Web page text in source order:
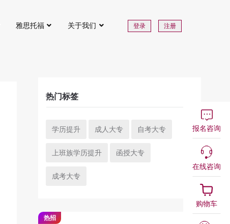
雅思托福 关于我们 登录 注册
热门标签
学历提升 成人大专 自考大专
上班族学历提升 函授大专
成考大专
热招
报名咨询
在线咨询
购物车